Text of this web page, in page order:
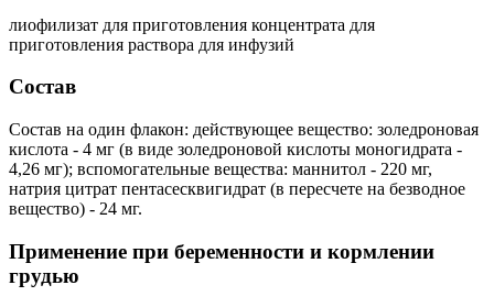
лиофилизат для приготовления концентрата для
приготовления раствора для инфузий
Состав
Состав на один флакон: действующее вещество: золедроновая
кислота - 4 мг (в виде золедроновой кислоты моногидрата -
4,26 мг); вспомогательные вещества: маннитол - 220 мг,
натрия цитрат пентасесквигидрат (в пересчете на безводное
вещество) - 24 мг.
Применение при беременности и кормлении
грудью